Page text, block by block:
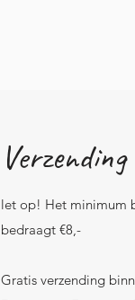
Verzending
let op! Het minimum
bedraagt €8,-
Gratis verzending